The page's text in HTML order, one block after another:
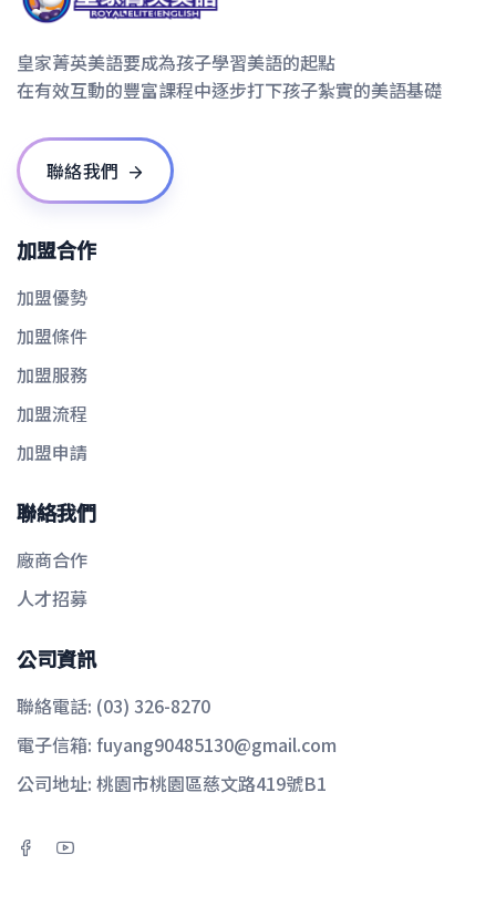
皇家菁英美語要成為孩子學習美語的起點
在有效互動的豐富課程中逐步打下孩子紮實的美語基礎
聯絡我們
加盟合作
加盟優勢
加盟條件
加盟服務
加盟流程
加盟申請
聯絡我們
廠商合作
人才招募
公司資訊
聯絡電話: (03) 326-8270
電子信箱: fuyang90485130@gmail.com
公司地址: 桃園市桃園區慈文路419號B1